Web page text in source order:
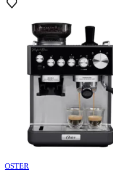
OSTER